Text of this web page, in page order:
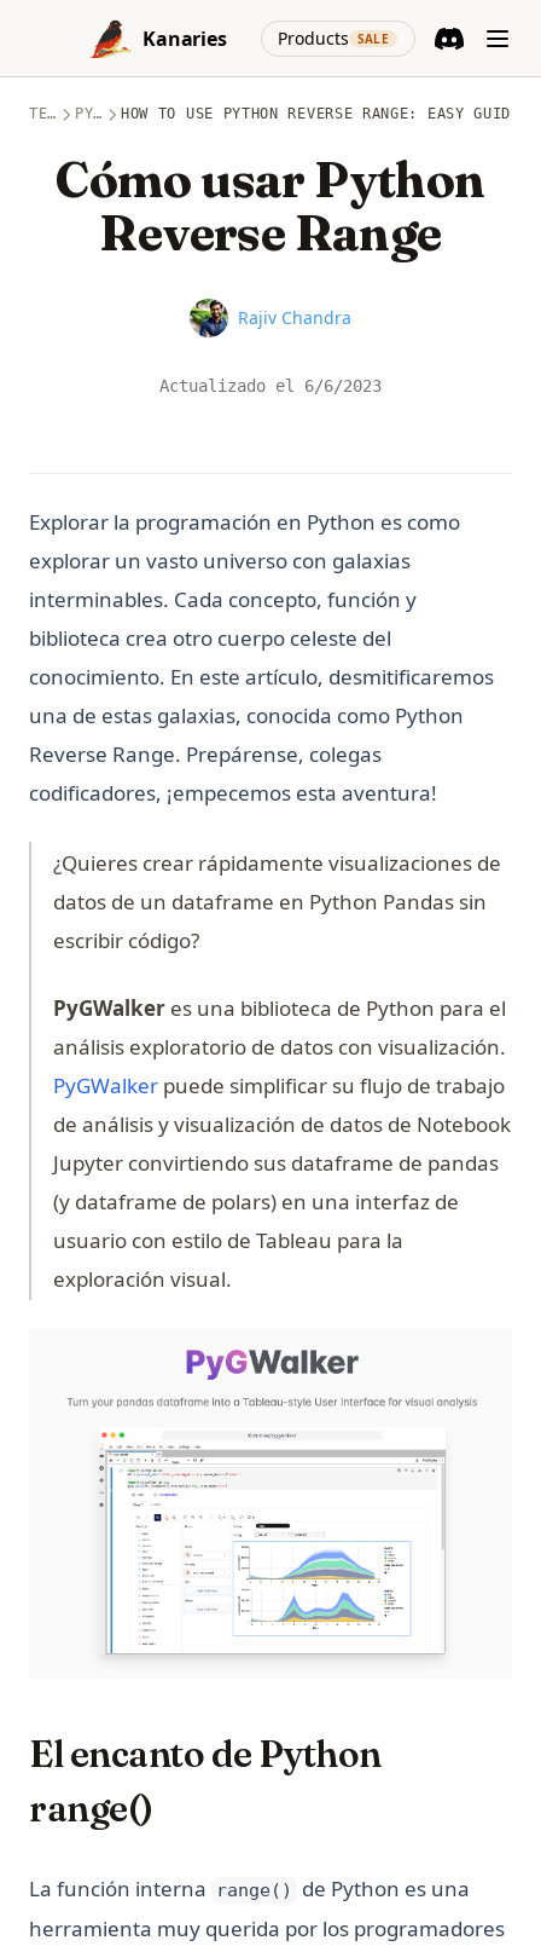
Skip to content
Kanaries
Products SALE
(opens in a
TEMAS PYTHON HOW TO USE PYTHON REVERSE RANGE: EASY GUIDE
Cómo usar Python
Reverse Range
Name
Rajiv Chandra
Actualizado el 6/6/2023
Explorar la programación en Python es como
explorar un vasto universo con galaxias
interminables. Cada concepto, función y
biblioteca crea otro cuerpo celeste del
conocimiento. En este artículo, desmitificaremos
una de estas galaxias, conocida como Python
Reverse Range. Prepárense, colegas
codificadores, ¡empecemos esta aventura!
¿Quieres crear rápidamente visualizaciones de
datos de un dataframe en Python Pandas sin
escribir código?
PyGWalkeres una biblioteca de Python para el
análisis exploratorio de datos con visualización.
PyGWalker(opens in a new tab)
puede simplificar su flujo de trabajo
de análisis y visualización de datos de Notebook
Jupyter convirtiendo sus dataframe de pandas
(y dataframe de polars) en una interfaz de
usuario con estilo de Tableau para la
exploración visual.
El encanto de Python
range()
La función interna range()
de Python es una
herramienta muy querida por los programadores